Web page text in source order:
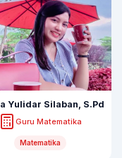
Yulidar Silaban, S.Pd
Guru Matematika
Matematika